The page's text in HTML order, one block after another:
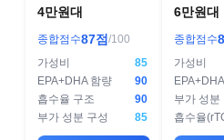
메가3 트리플
4만원대
종합점수87점 /100
가성비
85
EPA+DHA 함량
90
흡수율 구조
90
부가 성분 구성
85
트리플
6만원대
종합점수
가성비
부가 성분
흡수율